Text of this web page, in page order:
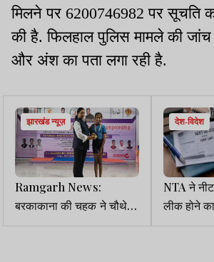
मिलने पर 6200746982 पर सूचति
की है. फिलहाल पुलिस मामले की
और अंश का पता लगा रही है.
झारखंड न्यूज़
Ramgarh News:
बरकाकाना की चहक ने चौथे
रामगढ़ जिला योग प्रतियोगिता
देश-विदेश
NTA ने
लीक होने
वीडियो को